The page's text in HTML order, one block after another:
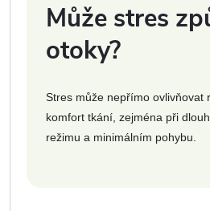
Může stres
otoky?
Stres může nepřímo ovlivňovat
komfort tkání, zejména při
režimu a minimálním pohybu.